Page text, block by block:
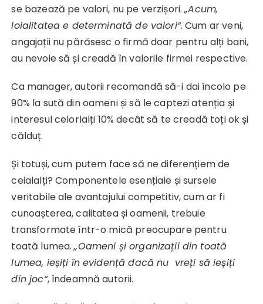
se bazează pe valori, nu pe verzișori.„Acum,
loialitatea e determinată de valori“. Cum ar veni,
angajații nu părăsesc o firmă doar pentru alți bani,
au nevoie să și creadă în valorile firmei respective.
Ca manager, autorii recomandă să-i dai încolo pe
90% la sută din oameni și să le captezi atenția și
interesul celorlalți 10% decât să te creadă toți ok și
călduț.
Și totuși, cum putem face să ne diferențiem de
ceialalți? Componentele esențiale și sursele
veritabile ale avantajului competitiv, cum ar fi
cunoașterea, calitatea și oamenii, trebuie
transformate într-o mică preocupare pentru
toată lumea.„Oameni și organizații din toată
lumea, ieșiți în evidență dacă nu vreți să ieșiți
din joc“, îndeamnă autorii.